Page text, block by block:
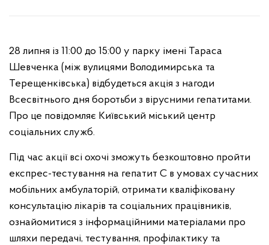
28 липня із 11:00 до 15:00 у парку імені Тараса
Шевченка (між вулицями Володимирська та
Терещенківська) відбудеться акція з нагоди
Всесвітнього дня боротьби з вірусними гепатитами.
Про це повідомляє Київський міський центр
соціальних служб.
Під час акції всі охочі зможуть безкоштовно пройти
експрес-тестування на гепатит С в умовах сучасних
мобільних амбулаторій, отримати кваліфіковану
консультацію лікарів та соціальних працівників,
ознайомитися з інформаційними матеріалами про
шляхи передачі, тестування, профілактику та